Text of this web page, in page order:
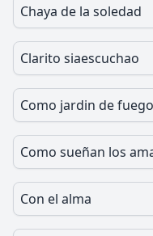
Chaya de la soledad
Clarito siaescuchao
Como jardin de fuego
Como sueñan los
Con el alma